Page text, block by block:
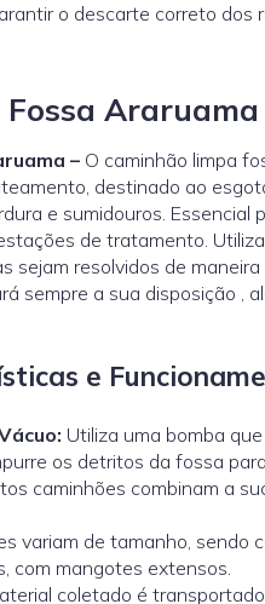
o descarte correto dos
Araruama
– O caminhão limpa
destinado ao
e sumidouros.
de tratamento.
sejam resolvidos de
sempre a sua disposição ,
e
Utiliza uma bomba
os detritos da fossa
caminhões combinam a
variam de tamanho, sendo
com mangotes extensos.
coletado é